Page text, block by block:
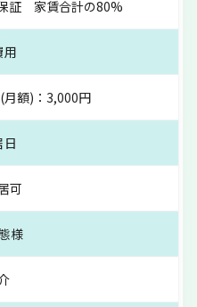
証 家賃合計の80%
用
月額)：3,000円
可
様